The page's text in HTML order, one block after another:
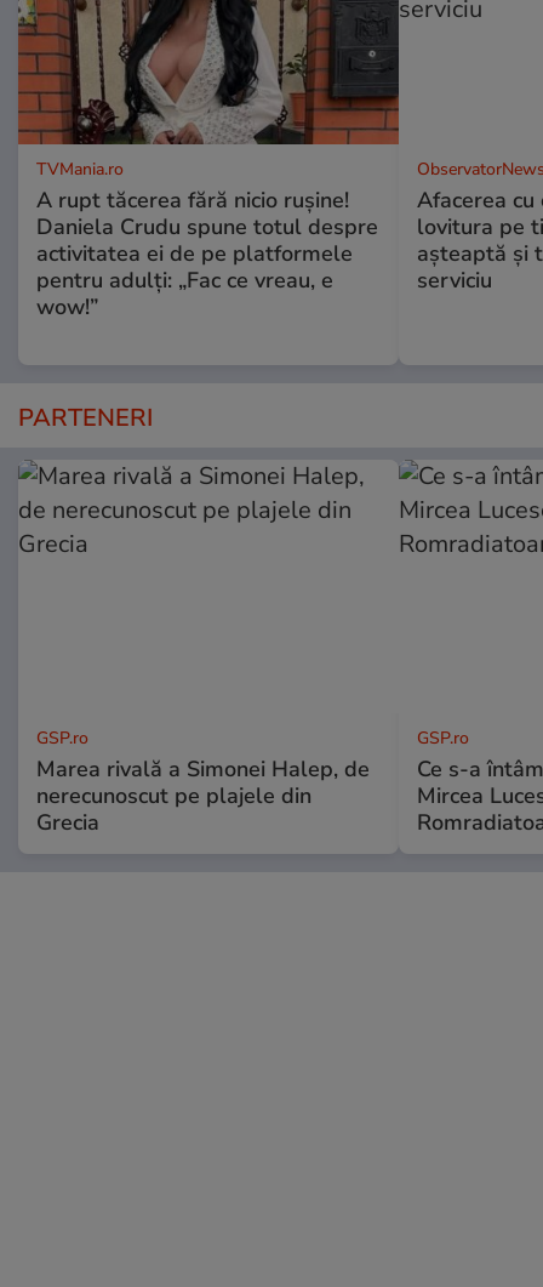
TVMania.ro
A rupt tăcerea fără nicio rușine!
Daniela Crudu spune totul despre
activitatea ei de pe platformele
pentru adulți: „Fac ce vreau, e
wow!”
Afacerea
lovitura pe
aşteaptă şi
serviciu
PARTENERI
GSP.ro
Marea rivală a Simonei Halep, de
nerecunoscut pe plajele din
Grecia
GSP.ro
Ce s-a
Mircea